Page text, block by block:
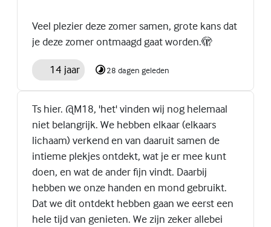
Veel plezier deze zomer samen, grote kans dat
je deze zomer ontmaagd gaat worden.🫣
14 jaar 28 dagen geleden
Ts hier. @M18, 'het' vinden wij nog helemaal
niet belangrijk. We hebben elkaar (elkaars
lichaam) verkend en van daaruit samen de
intieme plekjes ontdekt, wat je er mee kunt
doen, en wat de ander fijn vindt. Daarbij
hebben we onze handen en mond gebruikt.
Dat we dit ontdekt hebben gaan we eerst een
hele tijd van genieten. We zijn zeker allebei